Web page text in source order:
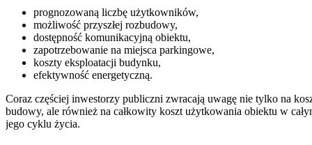
prognozowaną liczbę użytkowników,
możliwość przyszłej rozbudowy,
dostępność komunikacyjną obiektu,
zapotrzebowanie na miejsca parkingowe,
koszty eksploatacji budynku,
efektywność energetyczną.
Coraz częściej inwestorzy publiczni zwracają uwagę nie tylko na
budowy, ale również na całkowity koszt użytkowania obiektu w
jego cyklu życia.